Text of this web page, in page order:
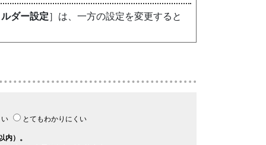
ダー設定］は、一方の設定を変更すると